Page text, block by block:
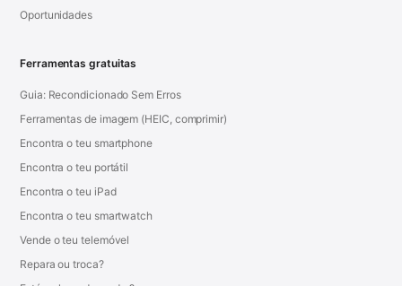
Oportunidades
Ferramentas gratuitas
Guia: Recondicionado Sem Erros
Ferramentas de imagem (HEIC, comprimir)
Encontra o teu smartphone
Encontra o teu portátil
Encontra o teu iPad
Encontra o teu smartwatch
Vende o teu telemóvel
Repara ou troca?